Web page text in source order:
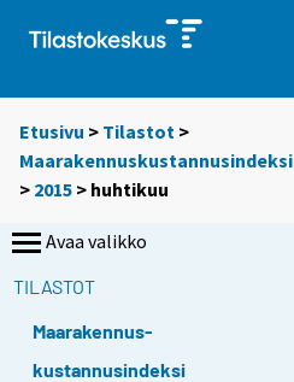
Etusivu > Tilastot >
Maarakennuskustannusindeksi
> 2015 > huhtikuu
Avaa valikko
TILASTOT
Maarakennus-
kustannusindeksi